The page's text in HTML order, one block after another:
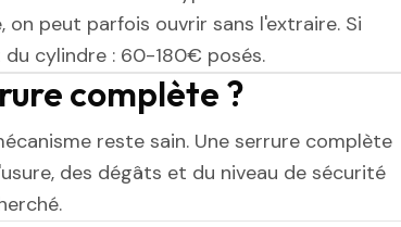
peut parfois ouvrir sans l'extraire. Si
cylindre : 60-180€ posés.
complète ?
reste sain. Une serrure complète
des dégâts et du niveau de sécurité